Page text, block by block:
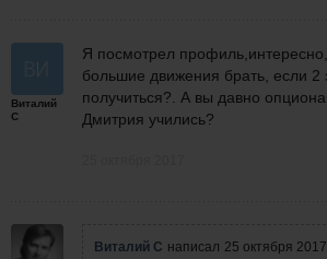
Виталий
С
Я посмотрел
большие движения брать, если 2
получиться?. А вы давно
Дмитрия учились?
Виталий С написал 25 октября